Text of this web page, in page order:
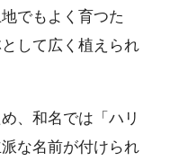
でもよく育つた
して広く植えられ
、和名では「ハリ
な名前が付けられ